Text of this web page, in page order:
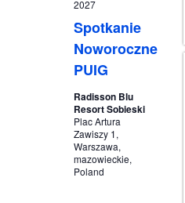
Spotkanie
Noworoczne
PUIG
2027
Radisson Blu
Resort Sobieski
Plac Artura
Zawiszy 1,
Warszawa,
mazowieckie,
Poland